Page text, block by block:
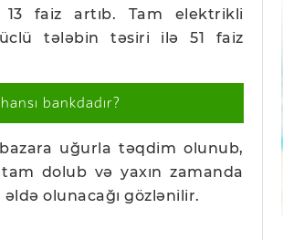
13 faiz artıb. Tam elektrikli
tələbin təsiri ilə 51 faiz
bankdadır?
uğurla təqdim olunub,
dolub və yaxın zamanda
olunacağı gözlənilir.